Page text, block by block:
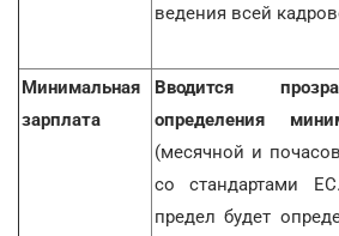
ведения всей
Минимальная
зарплата
Вводится
определения
(месячной и
со стандартами
предел будет